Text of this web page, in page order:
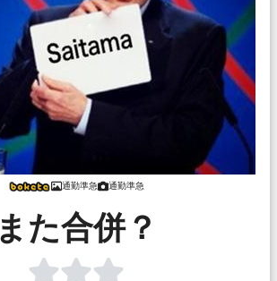
通勤準急 通勤準急
また合併？